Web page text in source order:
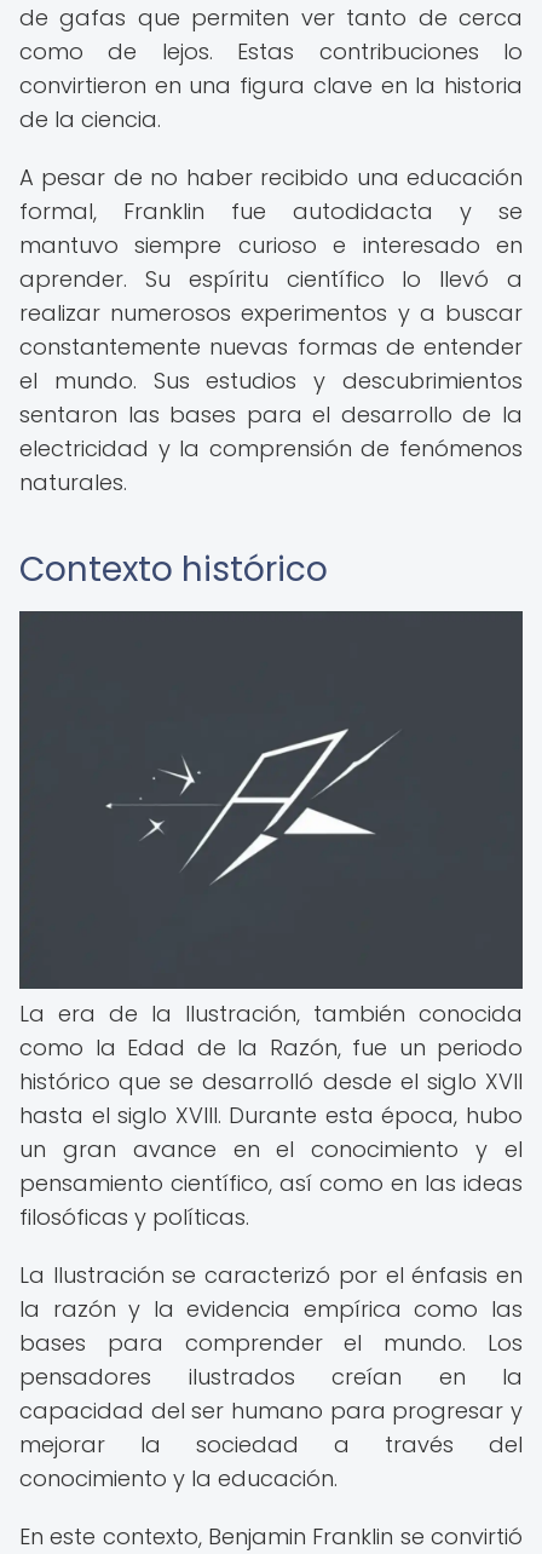
de gafas que permiten ver tanto de cerca
como de lejos. Estas contribuciones lo
convirtieron en una figura clave en la historia
de la ciencia.
A pesar de no haber recibido una educación
formal, Franklin fue autodidacta y se
mantuvo siempre curioso e interesado en
aprender. Su espíritu científico lo llevó a
realizar numerosos experimentos y a buscar
constantemente nuevas formas de entender
el mundo. Sus estudios y descubrimientos
sentaron las bases para el desarrollo de la
electricidad y la comprensión de fenómenos
naturales.
Contexto histórico
La era de la Ilustración, también conocida
como la Edad de la Razón, fue un periodo
histórico que se desarrolló desde el siglo XVII
hasta el siglo XVIII. Durante esta época, hubo
un gran avance en el conocimiento y el
pensamiento científico, así como en las ideas
filosóficas y políticas.
La Ilustración se caracterizó por el énfasis en
la razón y la evidencia empírica como las
bases para comprender el mundo. Los
pensadores ilustrados creían en la
capacidad del ser humano para progresar y
mejorar la sociedad a través del
conocimiento y la educación.
En este contexto, Benjamin Franklin se convirtió